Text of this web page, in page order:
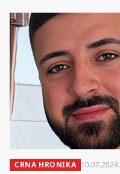
CRNA HRONIKA 10.07.2024.